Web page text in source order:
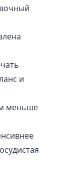
и
меньше